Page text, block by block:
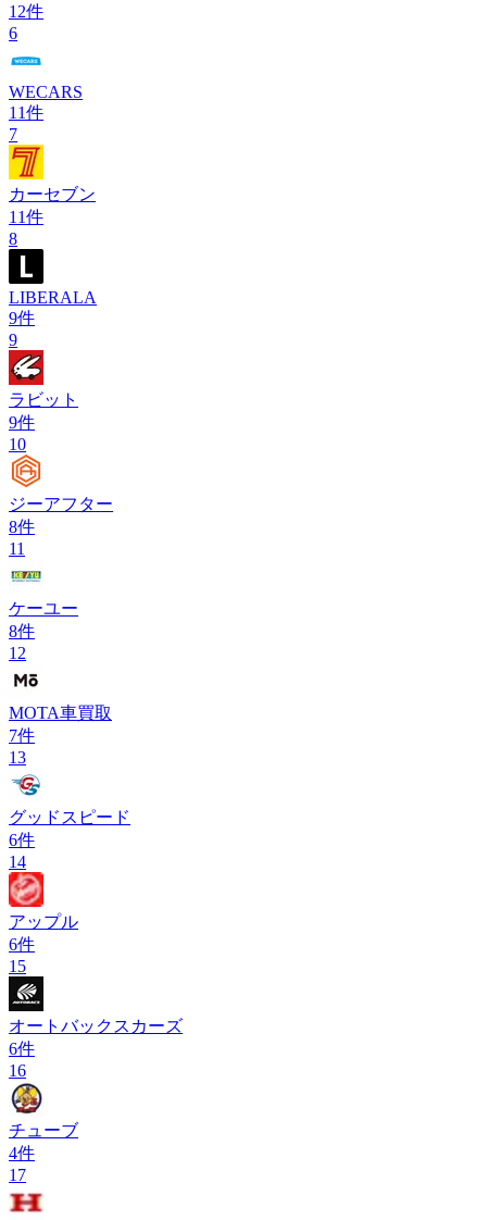
12件
6
WECARS
11件
7
カーセブン
11件
8
LIBERALA
9件
9
ラビット
9件
10
ジーアフター
8件
11
ケーユー
8件
12
MOTA車買取
7件
13
グッドスピード
6件
14
アップル
6件
15
オートバックスカーズ
6件
16
チューブ
4件
17